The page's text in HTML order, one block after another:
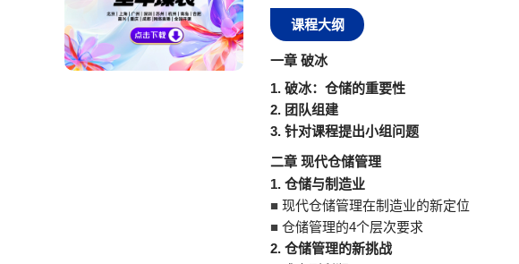
课程大纲
一章 破冰
1. 破冰：仓储的重要性
2. 团队组建
3. 针对课程提出小组问题
二章 现代仓储管理
1. 仓储与制造业
■ 现代仓储管理在制造业的新定位
■ 仓储管理的4个层次要求
2. 仓储管理的新挑战